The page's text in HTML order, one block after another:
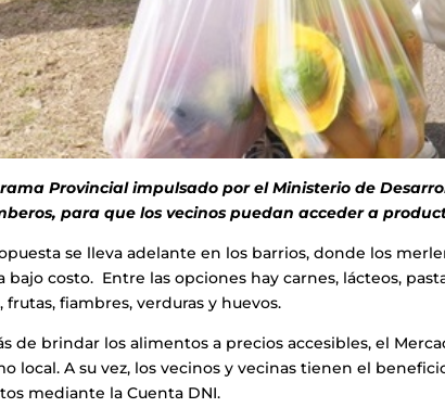
Provincial impulsado por el Ministerio de
para que los vecinos puedan acceder a
se lleva adelante en los barrios, donde los
bajo costo. Entre las opciones hay carnes, lácteos,
frutas, fiambres, verduras y huevos.
de brindar los alimentos a precios accesibles, el
local. A su vez, los vecinos y vecinas tienen el
mediante la Cuenta DNI.